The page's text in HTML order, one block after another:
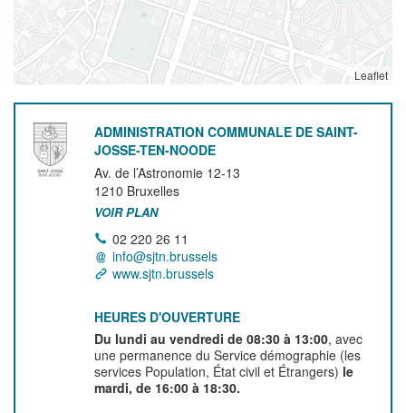
Leaflet
ADMINISTRATION COMMUNALE DE SAINT-
JOSSE-TEN-NOODE
Av. de l’Astronomie 12-13
1210 Bruxelles
VOIR PLAN
02 220 26 11
info@sjtn.brussels
www.sjtn.brussels
HEURES D'OUVERTURE
Du lundi au vendredi de 08:30 à 13:00, avec
une permanence du Service démographie (les
services Population, État civil et Étrangers) le
mardi, de 16:00 à 18:30.